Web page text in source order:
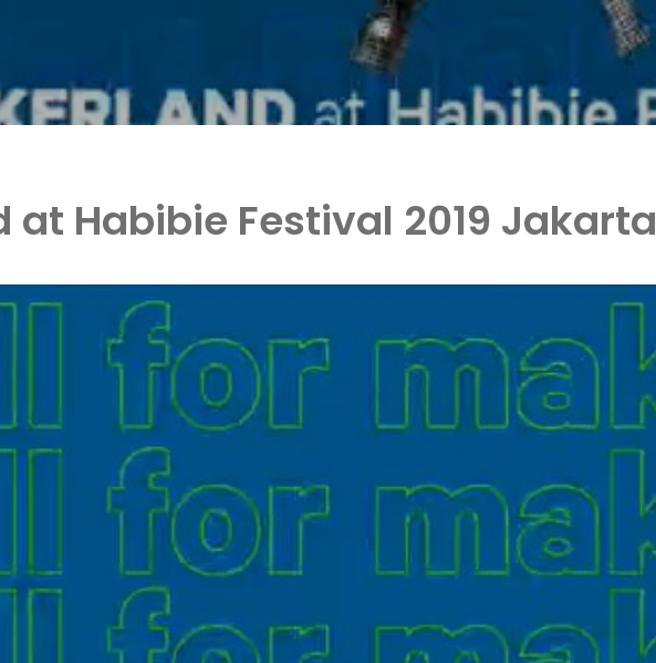
at Habibie Festival 2019 Jakarta